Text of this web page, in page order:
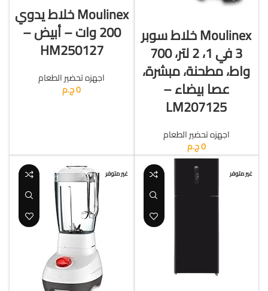
Moulinex خلاط سوبر
3 في 1، 2 لتر، 700
واط، مطحنة، مبشرة،
عصا بيضاء –
LM207125
اجهزه تحضير الطعام
0ج.م
Moulinex خلاط يدوي
200 وات – أبيض –
HM250127
اجهزه تحضير الطعام
0ج.م
غير متوفر غير متوفر